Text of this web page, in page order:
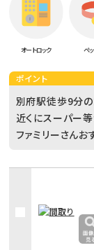
オートロック ペ
ポイント
別府駅徒歩9分の
近くにスーパー
ファミリーさんお